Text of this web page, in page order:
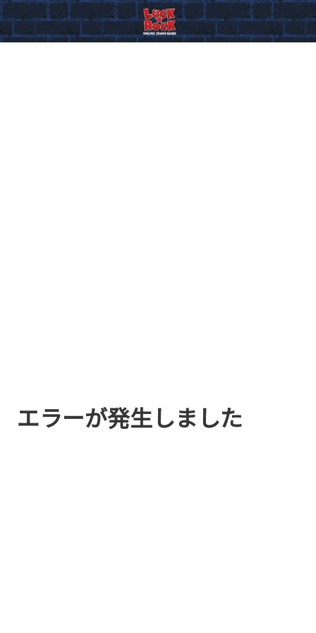
エラーが発生しました